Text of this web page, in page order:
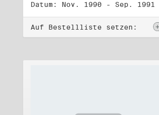
Datum: Nov. 1990 - Sep. 1991
Auf Bestellliste setzen: